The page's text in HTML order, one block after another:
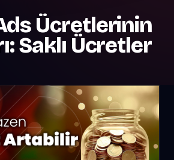
Ücretlerinin
Saklı Ücretler